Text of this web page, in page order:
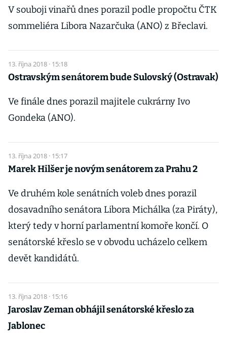
V souboji vinařů dnes porazil podle propočtu ČTK
sommeliéra Libora Nazarčuka (ANO) z Břeclavi.
13. října 2018 · 15:18
Ostravským senátorem bude Sulovský (Ostravak)
Ve finále dnes porazil majitele cukrárny Ivo
Gondeka (ANO).
13. října 2018 · 15:17
Marek Hilšer je novým senátorem za Prahu 2
Ve druhém kole senátních voleb dnes porazil
dosavadního senátora Libora Michálka (za Piráty),
který tedy v horní parlamentní komoře končí. O
senátorské křeslo se v obvodu ucházelo celkem
devět kandidátů.
13. října 2018 · 15:16
Jaroslav Zeman obhájil senátorské křeslo za
Jablonec